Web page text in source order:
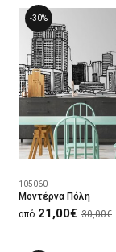
-30%
105060
Μοντέρνα Πόλη
από 21,00€ 30,00€